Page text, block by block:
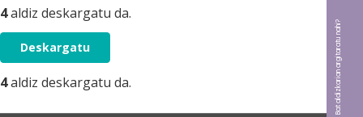
4aldiz deskargatu da.
Deskargatu
4aldiz deskargatu da. Bat aldizkarian argitaratu nahi?